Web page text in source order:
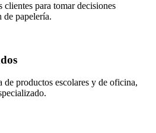
clientes para tomar decisiones
de papelería.
productos escolares y de oficina,